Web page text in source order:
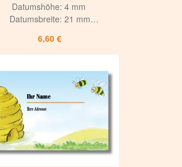
6,60 €
Datumshöhe: 4 mm
Datumsbreite: 21 mm